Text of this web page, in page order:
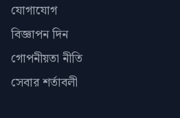
যোগাযোগ
বিজ্ঞাপন দিন
গোপনীয়তা নীতি
সেবার শর্তাবলী